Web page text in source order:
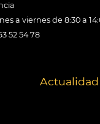
a viernes de 8:30 a
52 54 78
Actualidad